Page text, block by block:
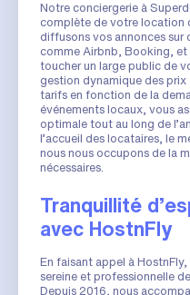
Notre conciergerie à
complète de votre location
diffusons vos annonces sur
comme Airbnb, Booking,
toucher un large public de
gestion dynamique des
tarifs en fonction de la
événements locaux, vous
optimale tout au long de
l’accueil des locataires, le
nous nous occupons de la
nécessaires.
Tranquillité
avec HostnFly
En faisant appel à
sereine et professionnelle
Depuis 2016, nous